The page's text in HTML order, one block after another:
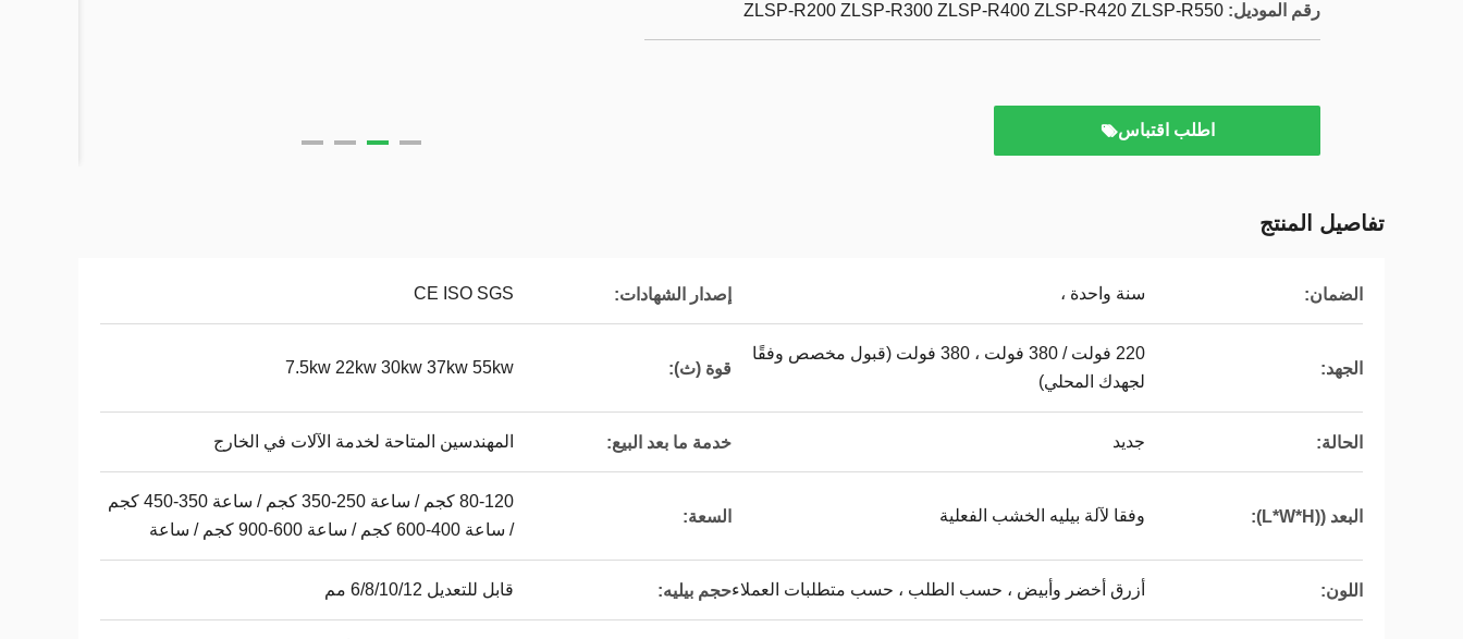
رقم الموديل: ZLSP-R200 ZLSP-R300 ZLSP-R400 ZLSP-R420 ZLSP-R550
اطلب اقتباس
تفاصيل المنتج
الضمان: سنة واحدة ، إصدار الشهادات: CE ISO SGS
الجهد:
220 فولت / 380 فولت ، 380 فولت (قبول مخصص وفقًا
لجهدك المحلي)
قوة (ث): 7.5kw 22kw 30kw 37kw 55kw
الحالة: جديد خدمة ما بعد البيع: المهندسين المتاحة لخدمة الآلات في الخارج
البعد ((L*W*H): وفقا لآلة بيليه الخشب الفعلية السعة:
80-120 كجم / ساعة 250-350 كجم / ساعة 350-450 كجم
/ ساعة 400-600 كجم / ساعة 600-900 كجم / ساعة
اللون: أزرق أخضر وأبيض ، حسب الطلب ، حسب متطلبات العملاءحجم بيليه: قابل للتعديل 6/8/10/12 مم